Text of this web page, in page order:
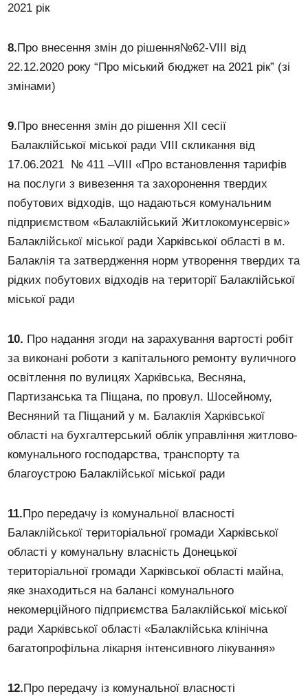
2021 рік
8.Про внесення змін до рішення№62-VIII від
22.12.2020 року “Про міський бюджет на 2021 рік” (зі
змінами)
9.Про внесення змін до рішення ХІІ сесії
Балаклійської міської ради VІІI скликання від
17.06.2021 № 411 –VІІІ «Про встановлення тарифів
на послуги з вивезення та захоронення твердих
побутових відходів, що надаються комунальним
підприємством «Балаклійський Житлокомунсервіс»
Балаклійської міської ради Харківської області в м.
Балаклія та затвердження норм утворення твердих та
рідких побутових відходів на території Балаклійської
міської ради
10. Про надання згоди на зарахування вартості робіт
за виконані роботи з капітального ремонту вуличного
освітлення по вулицях Харківська, Весняна,
Партизанська та Піщана, по провул. Шосейному,
Весняний та Піщаний у м. Балаклія Харківської
області на бухгалтерський облік управління житлово-
комунального господарства, транспорту та
благоустрою Балаклійської міської ради
11.Про передачу із комунальної власності
Балаклійської територіальної громади Харківської
області у комунальну власність Донецької
територіальної громади Харківської області майна,
яке знаходиться на балансі комунального
некомерційного підприємства Балаклійської міської
ради Харківської області «Балаклійська клінічна
багатопрофільна лікарня інтенсивного лікування»
12.Про передачу із комунальної власності